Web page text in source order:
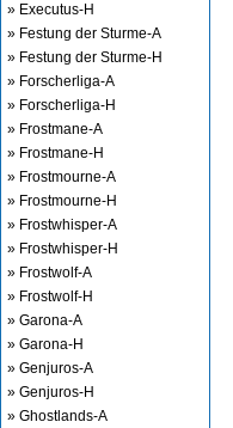
» Executus-H
» Festung der Sturme-A
» Festung der Sturme-H
» Forscherliga-A
» Forscherliga-H
» Frostmane-A
» Frostmane-H
» Frostmourne-A
» Frostmourne-H
» Frostwhisper-A
» Frostwhisper-H
» Frostwolf-A
» Frostwolf-H
» Garona-A
» Garona-H
» Genjuros-A
» Genjuros-H
» Ghostlands-A